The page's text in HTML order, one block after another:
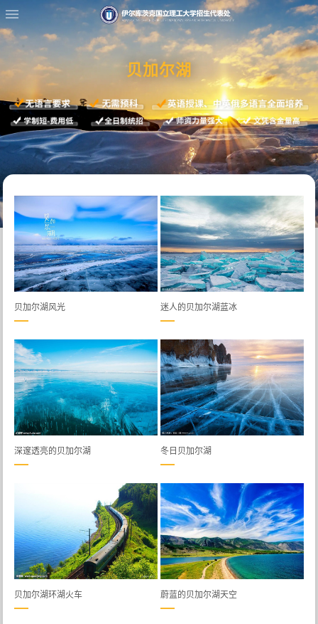
贝加尔湖
贝加尔湖风光 迷人的贝加尔湖蓝冰
深邃透亮的贝加尔湖 冬日贝加尔湖
贝加尔湖环湖火车 蔚蓝的贝加尔湖天空